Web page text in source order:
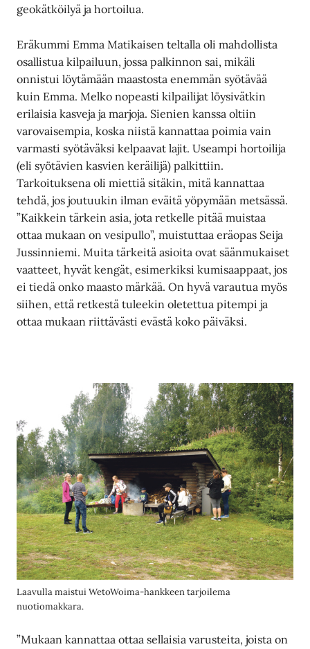
geokätköilyä ja hortoilua.
Eräkummi Emma Matikaisen teltalla oli mahdollista
osallistua kilpailuun, jossa palkinnon sai, mikäli
onnistui löytämään maastosta enemmän syötävää
kuin Emma. Melko nopeasti kilpailijat löysivätkin
erilaisia kasveja ja marjoja. Sienien kanssa oltiin
varovaisempia, koska niistä kannattaa poimia vain
varmasti syötäväksi kelpaavat lajit. Useampi hortoilija
(eli syötävien kasvien keräilijä) palkittiin.
Tarkoituksena oli miettiä sitäkin, mitä kannattaa
tehdä, jos joutuukin ilman eväitä yöpymään metsässä.
”Kaikkein tärkein asia, jota retkelle pitää muistaa
ottaa mukaan on vesipullo”, muistuttaa eräopas Seija
Jussinniemi. Muita tärkeitä asioita ovat säänmukaiset
vaatteet, hyvät kengät, esimerkiksi kumisaappaat, jos
ei tiedä onko maasto märkää. On hyvä varautua myös
siihen, että retkestä tuleekin oletettua pitempi ja
ottaa mukaan riittävästi evästä koko päiväksi.
Laavulla maistui WetoWoima-hankkeen tarjoilema
nuotiomakkara.
”Mukaan kannattaa ottaa sellaisia varusteita, joista on